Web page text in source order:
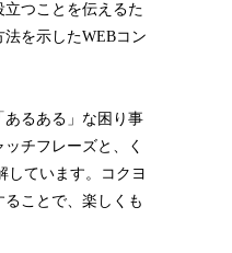
つことを伝えるた
を示したWEBコン
あるある」な困り事
チフレーズと、く
しています。コクヨ
ことで、楽しくも